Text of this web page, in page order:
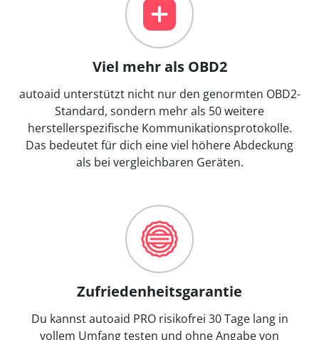
Viel mehr als OBD2
autoaid unterstützt nicht nur den genormten OBD2-
Standard, sondern mehr als 50 weitere
herstellerspezifische Kommunikationsprotokolle.
Das bedeutet für dich eine viel höhere Abdeckung
als bei vergleichbaren Geräten.
Zufriedenheitsgarantie
Du kannst autoaid PRO risikofrei 30 Tage lang in
vollem Umfang testen und ohne Angabe von